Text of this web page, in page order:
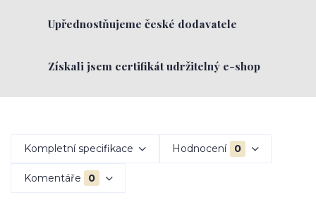
Upřednostňujeme české dodavatele
Získali jsem certifikát udržitelný e-shop
Kompletní specifikace Hodnocení 0
Komentáře 0